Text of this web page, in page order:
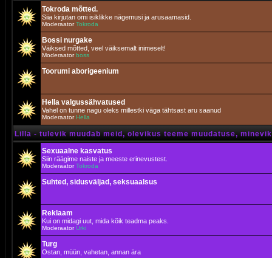
Tokroda mõtted.
Siia kirjutan omi isiklikke nägemusi ja arusaamasid.
ModeraatorTokroda
Bossi nurgake
Väiksed mõtted, veel väiksemalt inimeselt!
Moderaatorboss
Toorumi aborigeenium
Hella valgussähvatused
Vahel on tunne nagu oleks millestki väga tähtsast aru saanud
Moderaator Hella
Lilla - tulevik muudab meid, olevikus teeme muudatuse,
Sexuaalne kasvatus
Siin räägime naiste ja meeste erinevustest.
ModeraatorTokroda
Suhted, sidusväljad, seksuaalsus
Reklaam
Kui on midagi uut, mida kõik teadma peaks.
ModeraatorUrki
Turg
Ostan, müün, vahetan, annan ära